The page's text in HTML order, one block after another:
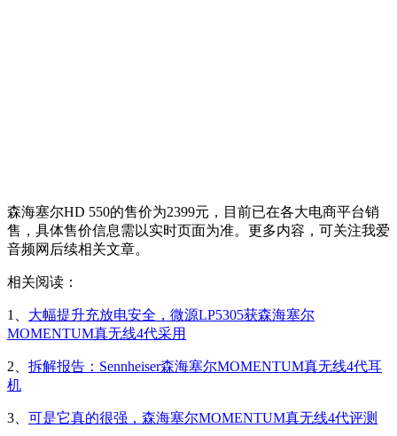
森海塞尔HD 550的售价为2399元，目前已在各大电商平台销
售，具体售价信息需以实时页面为准。更多内容，可关注我爱
音频网后续相关文章。
相关阅读：
1、 大幅提升充放电安全，微源LP5305获森海塞尔
MOMENTUM真无线4代采用
2、 拆解报告：Sennheiser森海塞尔MOMENTUM真无线4代耳
机
3、 可是它真的很强，森海塞尔MOMENTUM真无线4代评测